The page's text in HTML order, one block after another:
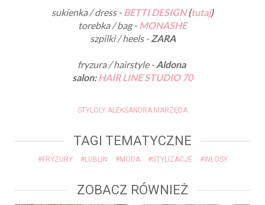
sukienka / dress - BETTI DESIGN(tutaj)
torebka / bag - MONASHE
szpilki / heels - ZARA
fryzura / hairstyle - Aldona
salon: HAIR LINE STUDIO 70
STYLOLY ALEKSANDRA MARZĘDA
TAGI TEMATYCZNE
#FRYZURY #LUBLIN #MODA #STYLIZACJE #WŁOSY
ZOBACZ RÓWNIEŻ